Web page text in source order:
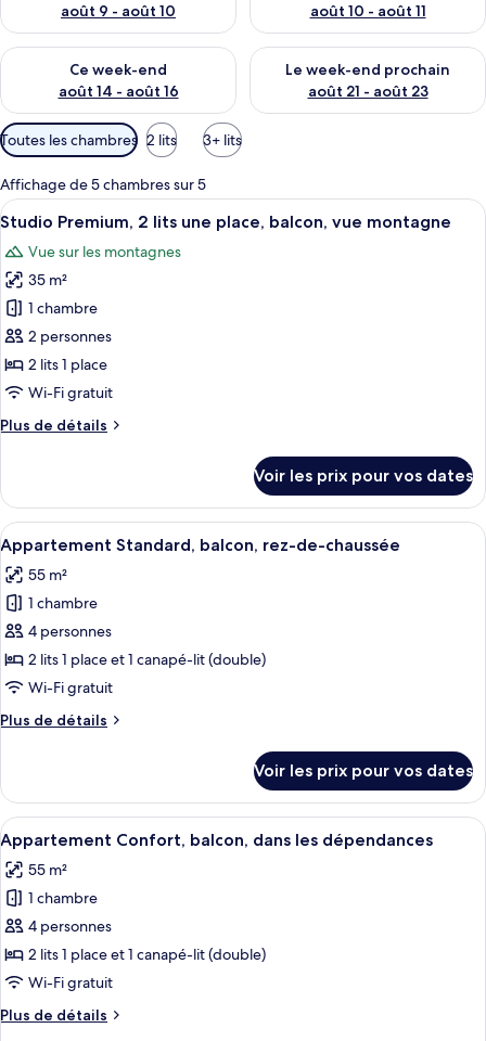
août 9 - août 10
août 10 - août 11
Ce week-end
août 14 - août 16
Vérifier la disponibilité pour ce week-end août 14 - août 16
Le week-end prochain
août 21 - août 23
Vérifier la disponibilité pour
Filtres
disponibles
pour
les
chambres
Toutes les chambres 2 lits 3+ lits
Affichage de 5 chambres sur 5
Afficher
toutes
les
photos
pour
ce
type
de
chambre :
Studio
lits
une
place,
balcon,
vue
montagne
Une chambre d’hôtel avec deux
5
Studio Premium, 2 lits une place, balcon, vue montagne
Vue sur les montagnes
35 m²
1 chambre
2 personnes
2 lits 1 place
Wi-Fi gratuit
Plus de détails
Plus
le
type
de
chambre
Studio
Premium,
lits
une
place,
balcon,
vue
Voir les prix pour vos dates
Afficher
toutes
les
photos
pour
ce
type
chambre :
balcon,
rez-
de-
chaussée
Une chambre d’hôtel avec un grand
6
Appartement Standard, balcon, rez-de-chaussée
55 m²
1 chambre
4 personnes
2 lits 1 place et 1 canapé-lit (double)
Wi-Fi gratuit
Plus de détails
Plus
le
type
de
chambre
Appartement
Standard,
balcon,
rez-
de-
chaussée
Voir les prix pour vos dates
Afficher
toutes
les
photos
pour
ce
type
chambre :
Un salon moderne avec un canapé,
8
Appartement Confort, balcon, dans les dépendances
55 m²
1 chambre
4 personnes
2 lits 1 place et 1 canapé-lit (double)
Wi-Fi gratuit
Plus de détails
Plus